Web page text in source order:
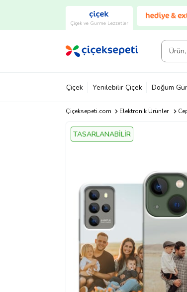
Çiçek ve Gurme Lezzetler
Çiçek Yenilebilir Çiçek Doğum
Çiçeksepeti.com Elektronik Ürünler
TASARLANABİLİR